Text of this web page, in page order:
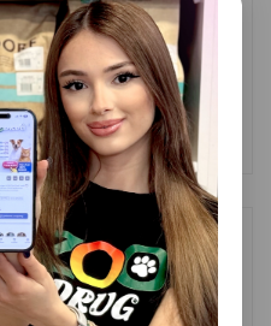
Qiymət
Almaq
sağlam həyat üçün 100 qr.